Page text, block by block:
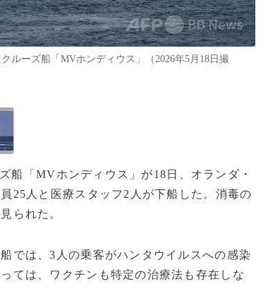
ルーズ船「MVホンディウス」（2026年5月18日撮
船「MVホンディウス」が18日、オランダ・
25人と医療スタッフ2人が下船した。消毒の
られた。
では、3人の乗客がハンタウイルスへの感染
ては、ワクチンも特定の治療法も存在しな